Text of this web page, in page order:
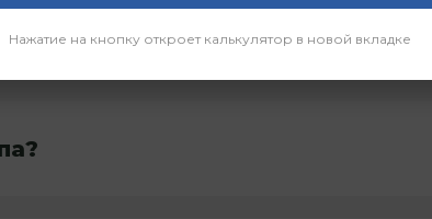
Нажатие на кнопку откроет калькулятор в новой вкладке